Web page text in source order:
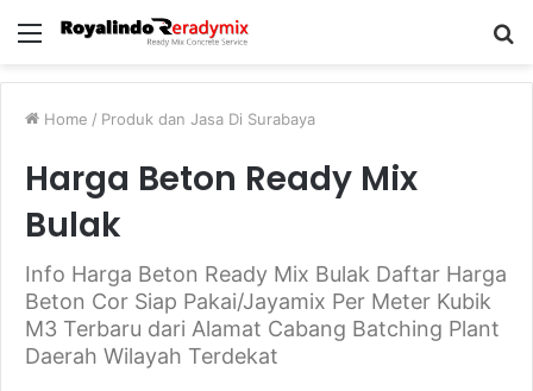
Menu
Home / Produk dan Jasa Di Surabaya
Harga Beton Ready Mix
Bulak
Info Harga Beton Ready Mix Bulak Daftar Harga
Beton Cor Siap Pakai/Jayamix Per Meter Kubik
M3 Terbaru dari Alamat Cabang Batching Plant
Daerah Wilayah Terdekat